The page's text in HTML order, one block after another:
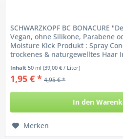
SCHWARZKOPF BC BONACURE
Vegan, ohne Silikone, Parabene
Moisture Kick Produkt : Spray
trockenes & naturgewelltes Haar
Inhalt50 ml(39,00 € / Liter)
1,95 € * 4,95 € *
In den
Merken